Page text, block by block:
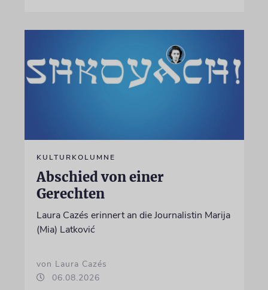
KULTURKOLUMNE
Abschied von einer
Gerechten
Laura Cazés erinnert an die Journalistin Marija
(Mia) Latković
von Laura Cazés
06.08.2026